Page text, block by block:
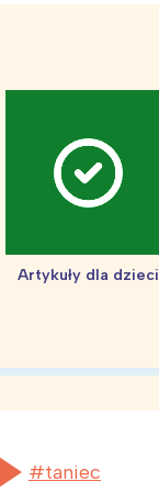
Artykuły dla dzieci
taniec